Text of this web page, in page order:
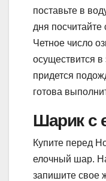
поставьте в
дня посчитайте
Четное число
осуществится в
придется
готова
Шарик с
Купите перед
елочный шар.
запишите свое